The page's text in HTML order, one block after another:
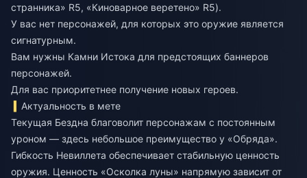
странника» R5, «Киноварное веретено» R5).
У вас нет персонажей, для которых это оружие является
сигнатурным.
Вам нужны Камни Истока для предстоящих баннеров
персонажей.
Для вас приоритетнее получение новых героев.
Актуальность в мете
Текущая Бездна благоволит персонажам с постоянным
уроном — здесь небольшое преимущество у «Обряда».
Гибкость Невиллета обеспечивает стабильную ценность
оружия. Ценность «Осколка луны» напрямую зависит от